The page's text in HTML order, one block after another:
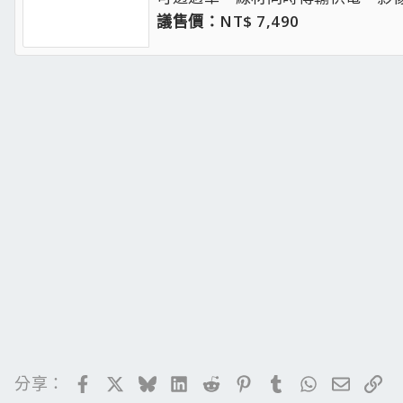
議售價：NT$ 7,490
分享： FacebookBlueskyLinkedIn
RedditPinterestTumblrWhatsApp
電子郵
連